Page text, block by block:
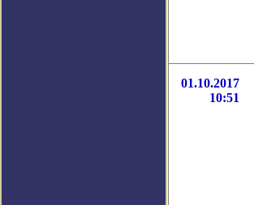
01.10.2017
10:51